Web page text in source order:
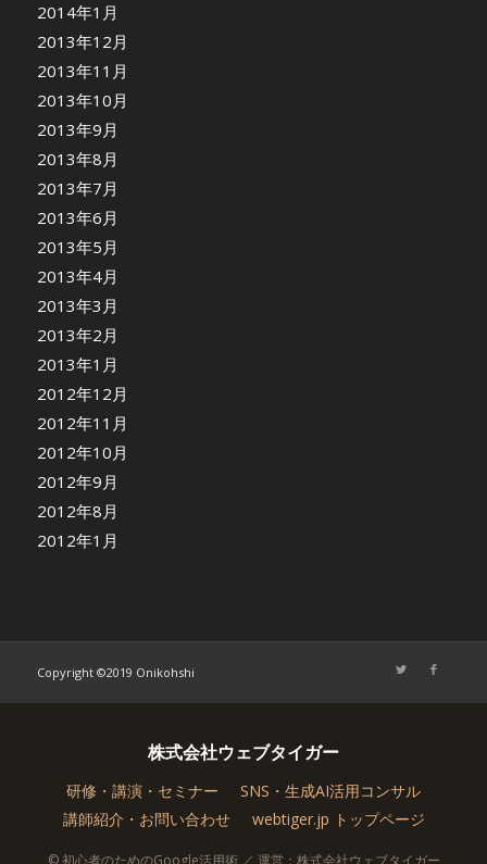
2014年1月
2013年12月
2013年11月
2013年10月
2013年9月
2013年8月
2013年7月
2013年6月
2013年5月
2013年4月
2013年3月
2013年2月
2013年1月
2012年12月
2012年11月
2012年10月
2012年9月
2012年8月
2012年1月
Copyright ©2019 Onikohshi
株式会社ウェブタイガー
研修・講演・セミナー
SNS・生成AI活用コンサル
講師紹介・お問い合わせ
webtiger.jp トップページ